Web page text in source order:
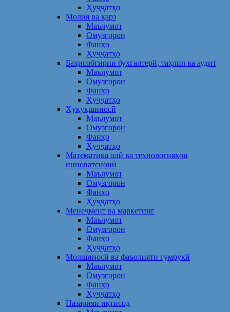
Ҳуҷҷатҳо
Молия ва қарз
Маълумот
Омузгорон
Фанҳо
Ҳуҷҷатҳо
Баҳисобгирии бухгалтерӣ, таҳлил ва аудит
Маълумот
Омузгорон
Фанҳо
Ҳуҷҷатҳо
Ҳуқуқшиносӣ
Маълумот
Омузгорон
Фанҳо
Ҳуҷҷатҳо
Математика олӣ ва технологияҳои
инноватсионӣ
Маълумот
Омузгорон
Фанҳо
Ҳуҷҷатҳо
Менеҷмент ва маркетинг
Маълумот
Омузгорон
Фанҳо
Ҳуҷҷатҳо
Молшиносӣ ва фаъолияти гумрукӣ
Маълумот
Омузгорон
Фанҳо
Ҳуҷҷатҳо
Назарияи иқтисод